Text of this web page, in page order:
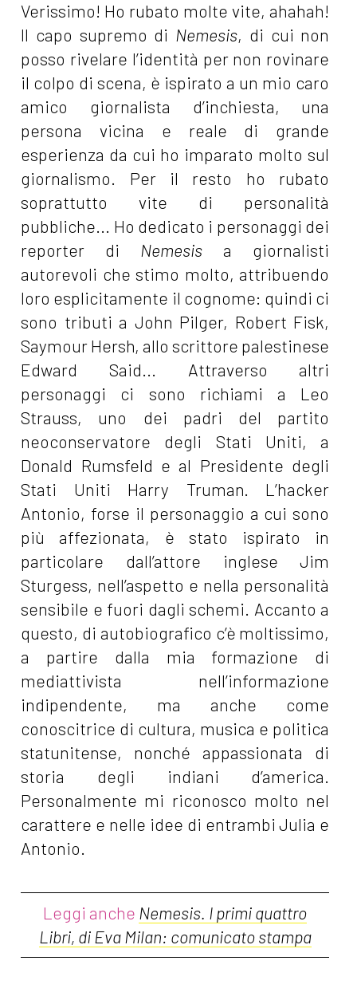
Verissimo! Ho rubato molte vite, ahahah!
Il capo supremo di Nemesis, di cui non
posso rivelare l’identità per non rovinare
il colpo di scena, è ispirato a un mio caro
amico giornalista d’inchiesta, una
persona vicina e reale di grande
esperienza da cui ho imparato molto sul
giornalismo. Per il resto ho rubato
soprattutto vite di personalità
pubbliche... Ho dedicato i personaggi dei
reporter di Nemesis a giornalisti
autorevoli che stimo molto, attribuendo
loro esplicitamente il cognome: quindi ci
sono tributi a John Pilger, Robert Fisk,
Saymour Hersh, allo scrittore palestinese
Edward Said... Attraverso altri
personaggi ci sono richiami a Leo
Strauss, uno dei padri del partito
neoconservatore degli Stati Uniti, a
Donald Rumsfeld e al Presidente degli
Stati Uniti Harry Truman. L’hacker
Antonio, forse il personaggio a cui sono
più affezionata, è stato ispirato in
particolare dall’attore inglese Jim
Sturgess, nell’aspetto e nella personalità
sensibile e fuori dagli schemi. Accanto a
questo, di autobiografico c’è moltissimo,
a partire dalla mia formazione di
mediattivista nell’informazione
indipendente, ma anche come
conoscitrice di cultura, musica e politica
statunitense, nonché appassionata di
storia degli indiani d’america.
Personalmente mi riconosco molto nel
carattere e nelle idee di entrambi Julia e
Antonio.
Leggi anche Nemesis. I primi quattro
Libri, di Eva Milan: comunicato stampa